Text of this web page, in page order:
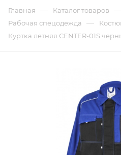
Главная — Каталог товаров —
Рабочая спецодежда —
Куртка летняя CENTER-01S